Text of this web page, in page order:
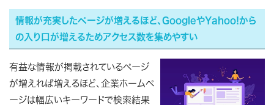
情報が充実したページが増えるほど、GoogleやYahoo!から
の入り口が増えるためアクセス数を集めやすい
有益な情報が掲載されているページ
が増えれば増えるほど、企業ホームペ
ージは幅広いキーワードで検索結果